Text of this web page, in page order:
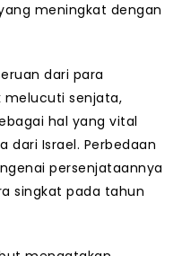
meningkat dengan
dari para
melucuti senjata,
hal yang vital
dari Israel. Perbedaan
persenjataannya
singkat pada tahun